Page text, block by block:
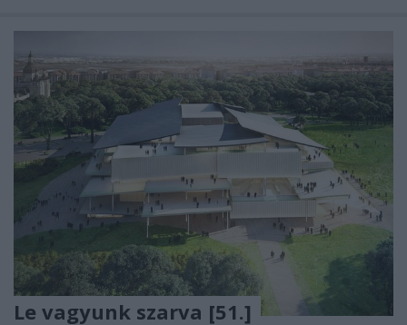
Le vagyunk szarva [51.]